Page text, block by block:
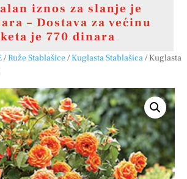
iznos za slanje je
– Dostava za većinu
je 770 dinara
/Ruže Stablašice/Kuglasta Stablašica/ Kuglasta